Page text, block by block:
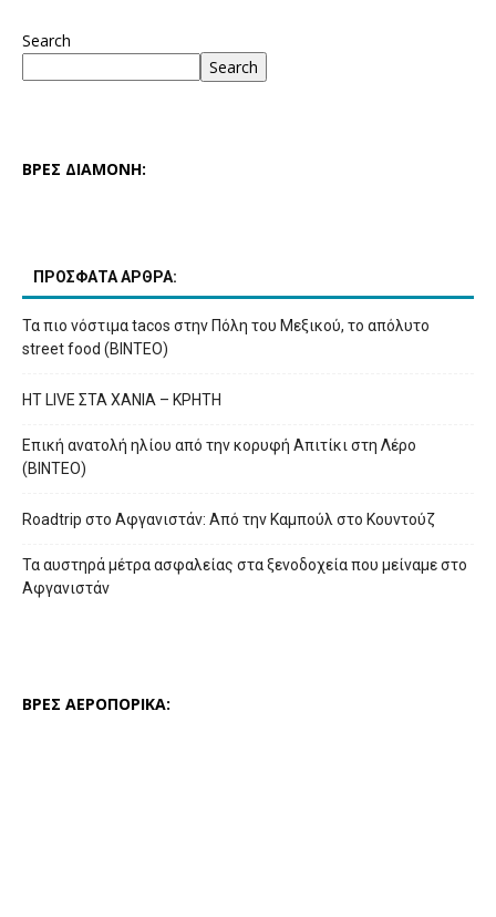
Search
Search
ΒΡΕΣ ΔΙΑΜΟΝΗ:
ΠΡΟΣΦΑΤΑ ΑΡΘΡΑ:
Τα πιο νόστιμα tacos στην Πόλη του Μεξικού, το απόλυτο
street food (ΒΙΝΤΕΟ)
HT LIVE ΣΤΑ ΧΑΝΙΑ – ΚΡΗΤΗ
Επική ανατολή ηλίου από την κορυφή Απιτίκι στη Λέρο
(ΒΙΝΤΕΟ)
Roadtrip στο Αφγανιστάν: Από την Καμπούλ στο Κουντούζ
Τα αυστηρά μέτρα ασφαλείας στα ξενοδοχεία που μείναμε στο
Αφγανιστάν
ΒΡΕΣ ΑΕΡΟΠΟΡΙΚΑ: